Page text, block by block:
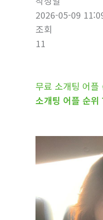
2026-05-09
조회
11
무료 소개팅 어플
소개팅 어플 순